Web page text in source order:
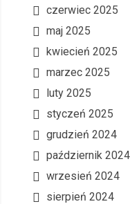
czerwiec 2025
maj 2025
kwiecień 2025
marzec 2025
luty 2025
styczeń 2025
grudzień 2024
październik 2024
wrzesień 2024
sierpień 2024